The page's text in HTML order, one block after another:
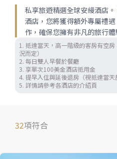
私享旅遊精選全球安縵酒店
酒店，您將獲得額外專屬禮
作，確保您擁有非凡的旅行體
1. 抵達當天，高一階級的客房有空
況而定）
2. 每日雙人早餐於餐廳
3. 享單次100美金酒店抵用金
4. 提早入住與延後退房（視抵達當天
5. 詳情請參考各酒店的介紹頁
32項符合